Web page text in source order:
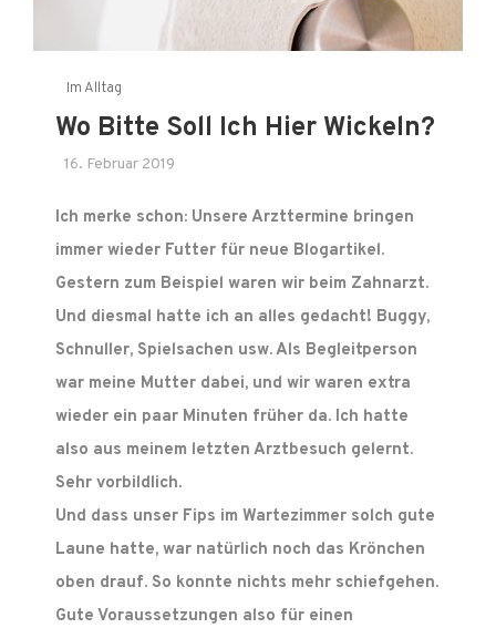
Im Alltag
Wo Bitte Soll Ich Hier Wickeln?
16. Februar 2019
Ich merke schon: Unsere Arzttermine bringen
immer wieder Futter für neue Blogartikel.
Gestern zum Beispiel waren wir beim Zahnarzt.
Und diesmal hatte ich an alles gedacht! Buggy,
Schnuller, Spielsachen usw. Als Begleitperson
war meine Mutter dabei, und wir waren extra
wieder ein paar Minuten früher da. Ich hatte
also aus meinem letzten Arztbesuch gelernt.
Sehr vorbildlich.
Und dass unser Fips im Wartezimmer solch gute
Laune hatte, war natürlich noch das Krönchen
oben drauf. So konnte nichts mehr schiefgehen.
Gute Voraussetzungen also für einen